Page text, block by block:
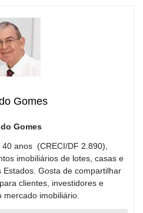
Gomes
Gomes
anos (CRECI/DF 2.890),
imobiliários de lotes, casas e
Gosta de compartilhar
clientes, investidores e
mercado imobiliário.